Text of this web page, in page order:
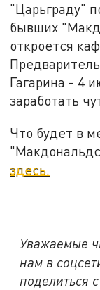
"Царьграду"
бывших
откроется
Гагарина - 4
заработать
Что будет в
здесь.
Уважаемые
нам в
поделиться